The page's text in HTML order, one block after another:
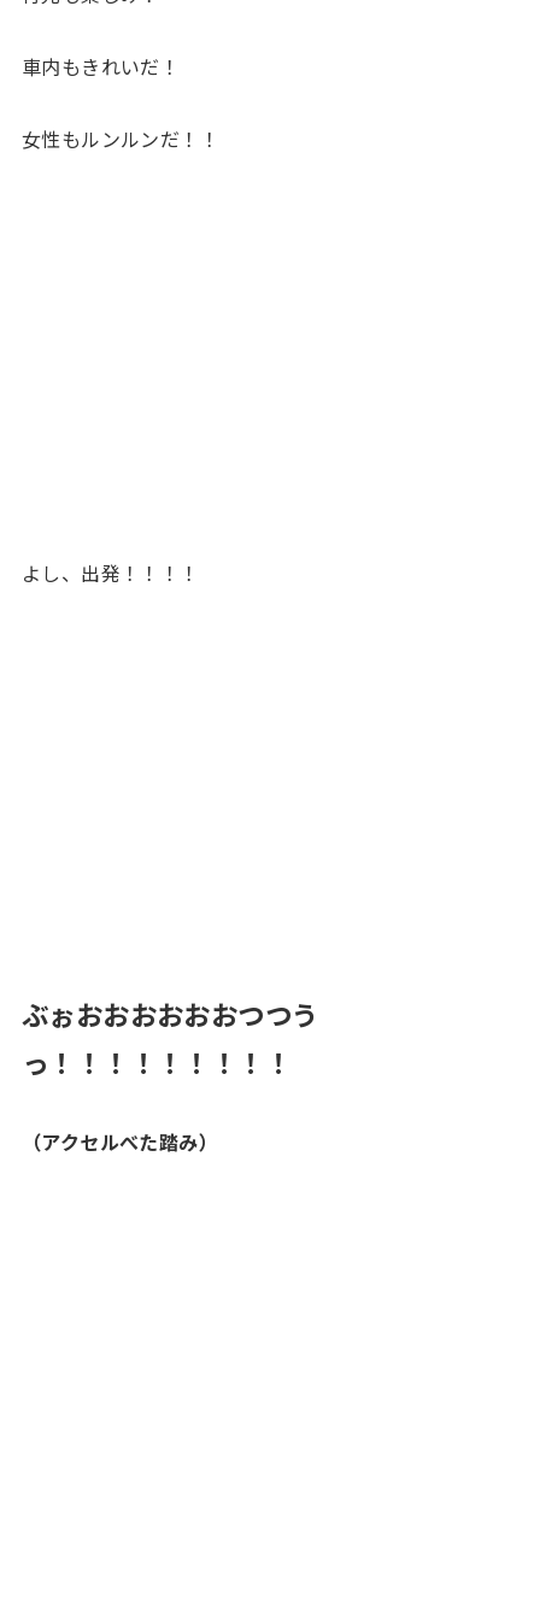
車内もきれいだ！
女性もルンルンだ！！
よし、出発！！！！
ぶぉおおおおおおつつう
っ！！！！！！！！！
（アクセルべた踏み）